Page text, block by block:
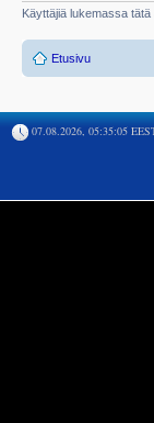
Käyttäjiä lukemassa
Etusivu
07.08.2026, 05:35:05